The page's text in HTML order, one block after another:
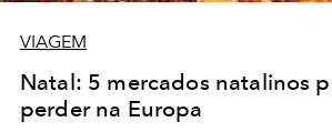
VIAGEM
Natal: 5 mercados natalinos
perder na Europa